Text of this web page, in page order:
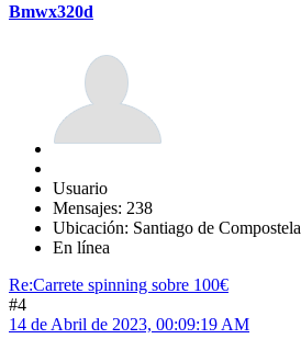
Bmwx320d
Usuario
Mensajes: 238
Ubicación: Santiago de Compostela
En línea
Re:Carrete spinning sobre 100€
#4
14 de Abril de 2023, 00:09:19 AM